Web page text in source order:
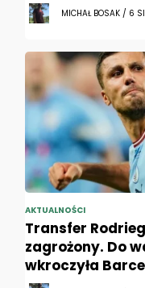
MICHAŁ BOSAK / 6
AKTUALNOŚCI
Transfer
zagrożony. Do
wkroczyła